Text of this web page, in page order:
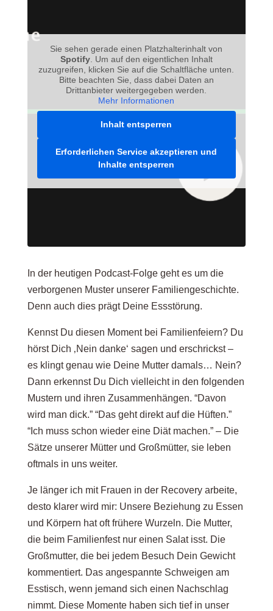
Sie sehen gerade einen Platzhalterinhalt von
Spotify. Um auf den eigentlichen Inhalt
zuzugreifen, klicken Sie auf die Schaltfläche unten.
Bitte beachten Sie, dass dabei Daten an
Drittanbieter weitergegeben werden.
Mehr Informationen
Inhalt entsperren
Erforderlichen Service akzeptieren und
Inhalte entsperren
In der heutigen Podcast-Folge geht es um die
verborgenen Muster unserer Familiengeschichte.
Denn auch dies prägt Deine Essstörung.
Kennst Du diesen Moment bei Familienfeiern? Du
hörst Dich ‚Nein danke‘ sagen und erschrickst –
es klingt genau wie Deine Mutter damals… Nein?
Dann erkennst Du Dich vielleicht in den folgenden
Mustern und ihren Zusammenhängen. “Davon
wird man dick.” “Das geht direkt auf die Hüften.”
“Ich muss schon wieder eine Diät machen.” – Die
Sätze unserer Mütter und Großmütter, sie leben
oftmals in uns weiter.
Je länger ich mit Frauen in der Recovery arbeite,
desto klarer wird mir: Unsere Beziehung zu Essen
und Körpern hat oft frühere Wurzeln. Die Mutter,
die beim Familienfest nur einen Salat isst. Die
Großmutter, die bei jedem Besuch Dein Gewicht
kommentiert. Das angespannte Schweigen am
Esstisch, wenn jemand sich einen Nachschlag
nimmt. Diese Momente haben sich tief in unser